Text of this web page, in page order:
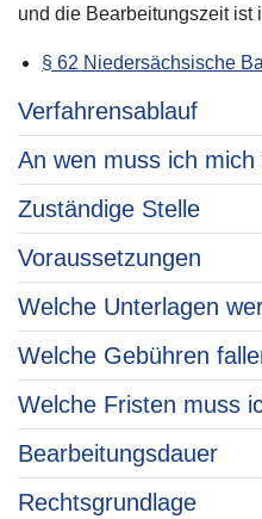
und die Bearbeitungszeit ist
§ 62 Niedersächsische
Verfahrensablauf
An wen muss ich mich
Zuständige Stelle
Voraussetzungen
Welche Unterlagen
Welche Gebühren
Welche Fristen muss
Bearbeitungsdauer
Rechtsgrundlage